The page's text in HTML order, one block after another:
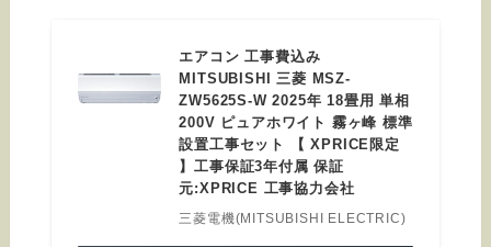
エアコン 工事費込み
MITSUBISHI 三菱 MSZ-
ZW5625S-W 2025年 18畳用 単相
200V ピュアホワイト 霧ヶ峰 標準
設置工事セット 【 XPRICE限定
】工事保証3年付属 保証
元:XPRICE 工事協力会社
三菱電機(MITSUBISHI ELECTRIC)